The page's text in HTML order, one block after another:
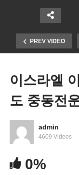
PREV VIDEO
활비 상승’
이스라엘
도 중동전
admin
4609 Videos
0%